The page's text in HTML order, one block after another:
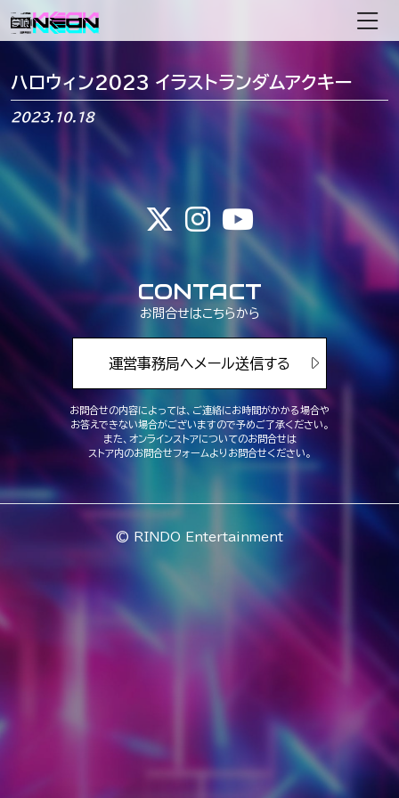
メインナビゲーション
ハロウィン2023 イラストランダムアクキー
2023.10.18
CONTACT
お問合せはこちらから
運営事務局へメール送信する
お問合せの内容によっては、ご連絡にお時間がかかる場合や
お答えできない場合がございますので予めご了承ください。
また、オンラインストアについてのお問合せは
ストア内のお問合せフォームよりお問合せください。
© RINDO Entertainment